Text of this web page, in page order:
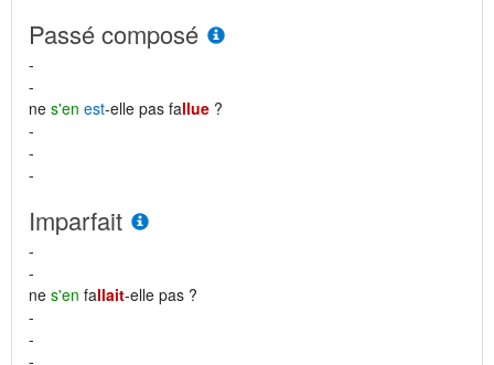
Passé composé
-
-
ne s'en est-elle pas fallue ?
-
-
-
Imparfait
-
-
ne s'en fallait-elle pas ?
-
-
-